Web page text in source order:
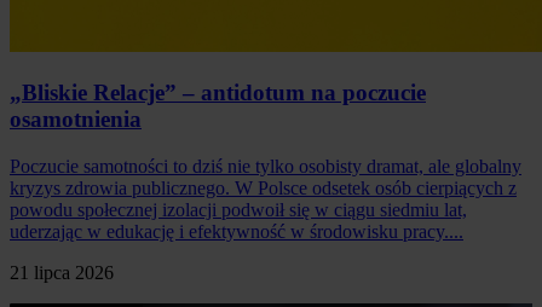
„Bliskie Relacje” – antidotum na poczucie
osamotnienia
Poczucie samotności to dziś nie tylko osobisty dramat, ale globalny
kryzys zdrowia publicznego. W Polsce odsetek osób cierpiących z
powodu społecznej izolacji podwoił się w ciągu siedmiu lat,
uderzając w edukację i efektywność w środowisku pracy....
21 lipca 2026